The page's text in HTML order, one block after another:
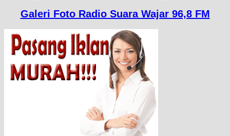
Galeri Foto Radio Suara Wajar 96,8 FM